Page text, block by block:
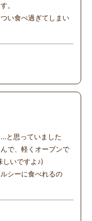
。
い食べ過ぎてしまい
と思っていました
で、軽くオーブンで
しいですよ♪)
シーに食べれるの